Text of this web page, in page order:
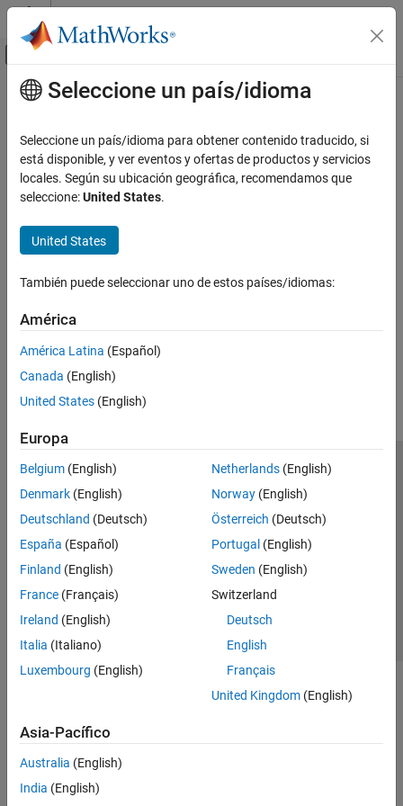
Saltar al contenido
Mostrar/ocultar menú de navegación
Inicio de Documentación
Contenido principal
How useful was this information?
Seleccione un país/idioma
Seleccione un país/idioma para obtener contenido traducido, si
está disponible, y ver eventos y ofertas de productos y servicios
locales. Según su ubicación geográfica, recomendamos que
seleccione:United States.
United States
También puede seleccionar uno de estos países/idiomas:
América
América Latina (Español)
Canada (English)
United States (English)
Europa
Belgium (English)
Denmark (English)
Deutschland (Deutsch)
España (Español)
Finland (English)
France (Français)
Ireland (English)
Italia (Italiano)
Luxembourg (English)
Netherlands(English)
Norway(English)
Österreich (Deutsch)
Portugal (English)
Sweden (English)
Switzerland
Deutsch
English
Français
United Kingdom(English)
Asia-Pacífico
Australia (English)
India (English)
Centro de confianza
Marcas comerciales
Política de privacidad
Antipiratería
Estado de las aplicaciones
Información de contacto
© 1994-2026 The MathWorks, Inc.